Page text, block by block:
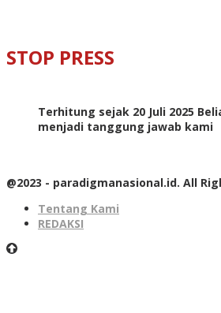
STOP PRESS
Terhitung sejak 20 Juli 2025
menjadi tanggung jawab kami
@2023 - paradigmanasional.id. All
Tentang Kami
REDAKSI